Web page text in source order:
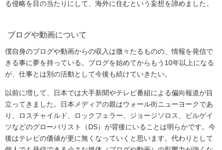
る侵略を目の当たりにして、海外に住むという妄想を諦めました。
ブログや動画について
僕自身のブログや動画からの収入は微々たるものの、情報を発信で
きる事に夢を持っている。ブログを始めてからもう10年以上になる
が、仕事とは別の活動として今後も続けていきたい。
以前に増して、日本では大手新聞やテレビ番組による偏向報道が目
立ってきました。日本メディアの親はウォール街ニューヨークであ
り、ロスチャイルド、ロックフェラー、ジョージソロス、ビルゲイ
ツなどのグローバリスト（DS）が背後にいることは明らかです。今
後はテレビの価値が更に無くなっていくと思います。代わりとして